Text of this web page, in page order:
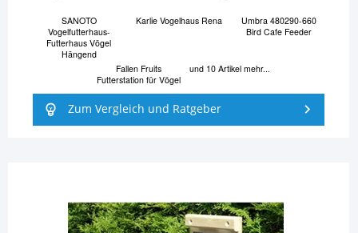
SANOTO
Vogelfutterhaus-
Futterhaus Vögel
Hängend
Karlie Vogelhaus Rena
Umbra 480290-660
Bird Cafe Feeder
Fallen Fruits
Futterstation für Vögel
und 10 Artikel mehr...
Zum Vergleich und Ratgeber